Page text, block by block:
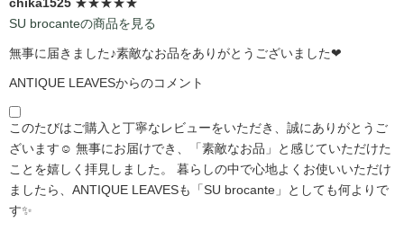
chika1525 ★★★★★
SU brocanteの商品を見る
無事に届きました♪素敵なお品をありがとうございました❤
ANTIQUE LEAVESからのコメント
このたびはご購入と丁寧なレビューをいただき、誠にありがとうご
ざいます☺️ 無事にお届けでき、「素敵なお品」と感じていただけた
ことを嬉しく拝見しました。 暮らしの中で心地よくお使いいただけ
ましたら、ANTIQUE LEAVESも「SU brocante」としても何よりで
す✨